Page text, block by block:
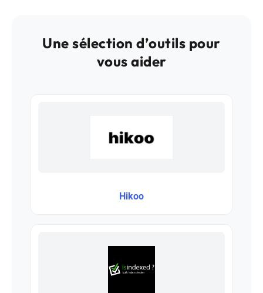
Une sélection d’outils pour
vous aider
Hikoo